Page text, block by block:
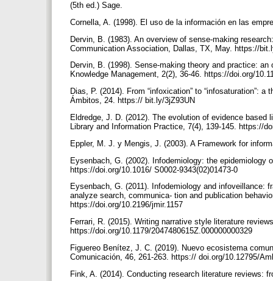
(5th ed.) Sage.
Cornella, A. (1998). El uso de la información en las
Dervin, B. (1983). An overview of sense-making
Communication Association, Dallas, TX, May. https://
Dervin, B. (1998). Sense-making theory and practice:
Knowledge Management, 2(2), 36-46. https://doi.org/
Dias, P. (2014). From “infoxication” to “infosaturation”:
Ámbitos, 24. https:// bit.ly/3jZ93UN
Eldredge, J. D. (2012). The evolution of evidence
Library and Information Practice, 7(4), 139-145. https://
Eppler, M. J. y Mengis, J. (2003). A Framework for
Eysenbach, G. (2002). Infodemiology: the epidemiology
https://doi.org/10.1016/ S0002-9343(02)01473-0
Eysenbach, G. (2011). Infodemiology and infoveillance:
analyze search, communica- tion and publication
https://doi.org/10.2196/jmir.1157
Ferrari, R. (2015). Writing narrative style literature
https://doi.org/10.1179/2047480615Z.000000000329
Figuereo Benítez, J. C. (2019). Nuevo ecosistema
Comunicación, 46, 261-263. https:// doi.org/10.12795/
Fink, A. (2014). Conducting research literature reviews: